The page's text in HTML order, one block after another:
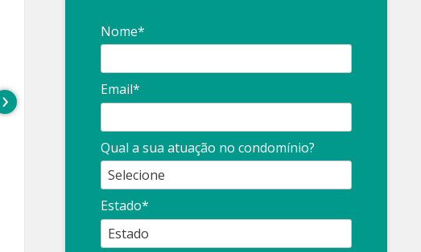
PCMSO: O que é?
profissional:
cuidado com as
propagandas
›
Nome*
Email*
Qual a sua atuação no condomínio?
Estado*